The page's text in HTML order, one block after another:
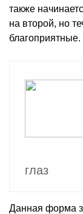
также
на второй, но
благоприятные.
глаз
Данная форма